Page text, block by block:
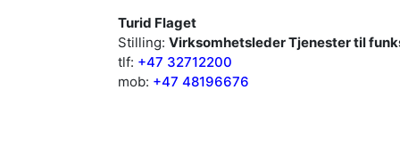
Turid Flaget
Stilling: Virksomhetsleder Tjenester til
tlf: +47 32712200
mob: +47 48196676